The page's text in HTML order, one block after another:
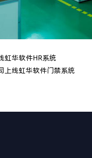
虹华软件HR系统
上线虹华软件门禁系统